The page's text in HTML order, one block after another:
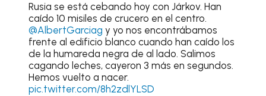
Rusia se está cebando hoy con Járkov. Han
caído 10 misiles de crucero en el centro.
@AlbertGarciag y yo nos encontrábamos
frente al edificio blanco cuando han caído los
de la humareda negra de al lado. Salimos
cagando leches, cayeron 3 más en segundos.
Hemos vuelto a nacer.
pic.twitter.com/8h2zdlYLSD